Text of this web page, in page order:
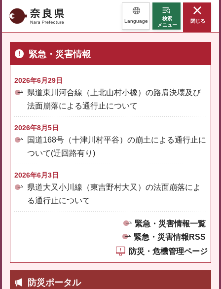
奈良県 Language
検索
メニュー
閉じる
緊急・災害情報
2026年6月29日
県道東川河合線（上北山村小橡）の路肩決壊及び
法面崩落による通行止について
2026年8月5日
国道168号（十津川村平谷）の崩土による通行止に
ついて(迂回路有り)
2026年6月3日
県道大又小川線（東吉野村大又）の法面崩落によ
る通行止について
緊急・災害情報一覧
緊急・災害情報RSS
防災・危機管理ページ
防災ポータル